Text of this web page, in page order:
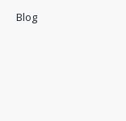
Blog